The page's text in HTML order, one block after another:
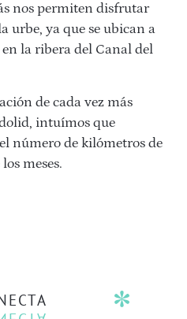
nos permiten disfrutar
urbe, ya que se ubican a
la ribera del Canal del
de cada vez más
intuímos que
número de kilómetros de
meses.